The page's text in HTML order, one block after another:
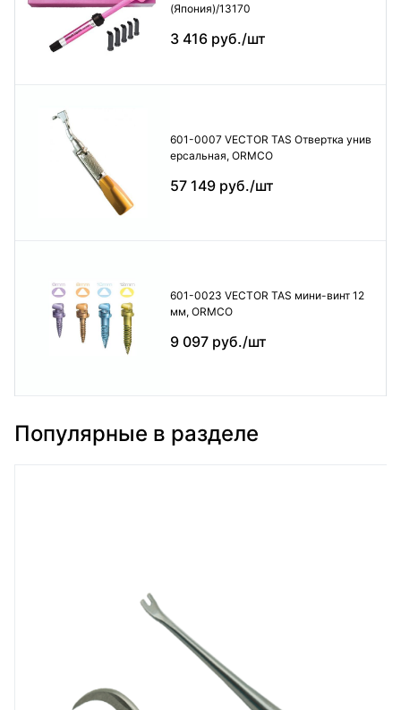
(Япония)/13170
3 416 руб./шт
601-0007 VECTOR TAS Отвертка унив
ерсальная, ORMCO
57 149 руб./шт
601-0023 VECTOR TAS мини-винт 12
мм, ORMCO
9 097 руб./шт
Популярные в разделе